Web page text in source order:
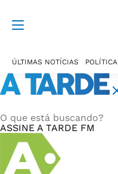
ÚLTIMAS NOTÍCIAS POLÍTICA
ASSINE A TARDE FM